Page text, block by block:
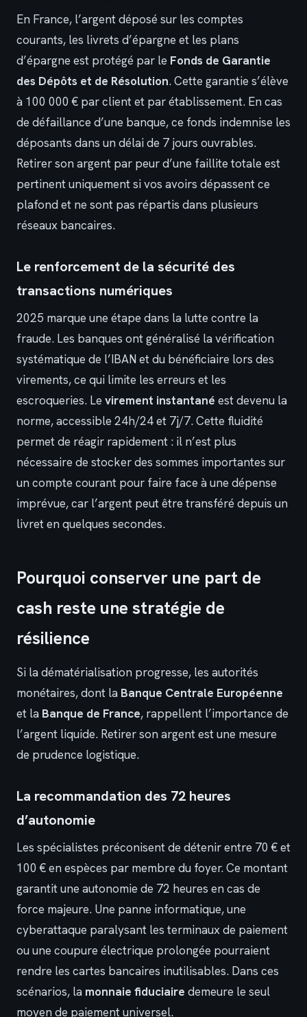
En France, l’argent déposé sur les comptes
courants, les livrets d’épargne et les plans
d’épargne est protégé par le Fonds de Garantie
des Dépôts et de Résolution. Cette garantie s’élève
à 100 000 € par client et par établissement. En cas
de défaillance d’une banque, ce fonds indemnise les
déposants dans un délai de 7 jours ouvrables.
Retirer son argent par peur d’une faillite totale est
pertinent uniquement si vos avoirs dépassent ce
plafond et ne sont pas répartis dans plusieurs
réseaux bancaires.
Le renforcement de la sécurité des
transactions numériques
2025 marque une étape dans la lutte contre la
fraude. Les banques ont généralisé la vérification
systématique de l’IBAN et du bénéficiaire lors des
virements, ce qui limite les erreurs et les
escroqueries. Le virement instantané est devenu la
norme, accessible 24h/24 et 7j/7. Cette fluidité
permet de réagir rapidement : il n’est plus
nécessaire de stocker des sommes importantes sur
un compte courant pour faire face à une dépense
imprévue, car l’argent peut être transféré depuis un
livret en quelques secondes.
Pourquoi conserver une part de
cash reste une stratégie de
résilience
Si la dématérialisation progresse, les autorités
monétaires, dont la Banque Centrale Européenne
et la Banque de France, rappellent l’importance de
l’argent liquide. Retirer son argent est une mesure
de prudence logistique.
La recommandation des 72 heures
d’autonomie
Les spécialistes préconisent de détenir entre 70 € et
100 € en espèces par membre du foyer. Ce montant
garantit une autonomie de 72 heures en cas de
force majeure. Une panne informatique, une
cyberattaque paralysant les terminaux de paiement
ou une coupure électrique prolongée pourraient
rendre les cartes bancaires inutilisables. Dans ces
scénarios, la monnaie fiduciaire demeure le seul
moyen de paiement universel.